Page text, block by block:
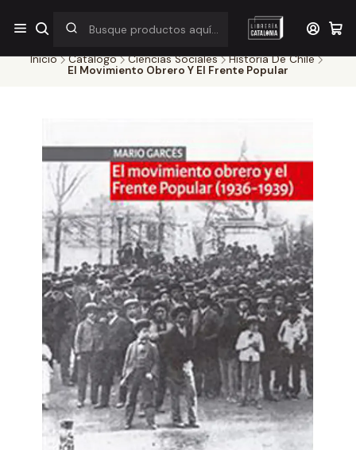
¡Por pocos días! Despacho a $1.000 en RM por compras sobre
$38.000
Inicio Catálogo Ciencias Sociales
Historia De Chile
El Movimiento Obrero Y El Frente Popular